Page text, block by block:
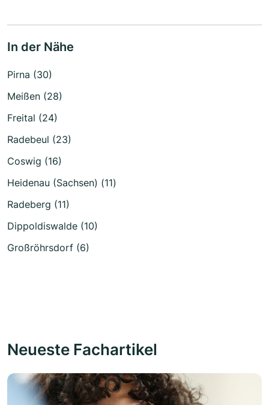
In der Nähe
Pirna (30)
Meißen (28)
Freital (24)
Radebeul (23)
Coswig (16)
Heidenau (Sachsen) (11)
Radeberg (11)
Dippoldiswalde (10)
Großröhrsdorf (6)
Neueste Fachartikel